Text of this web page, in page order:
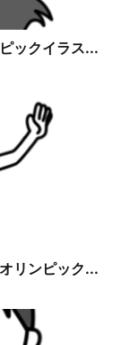
ックイラス...
リンピック...